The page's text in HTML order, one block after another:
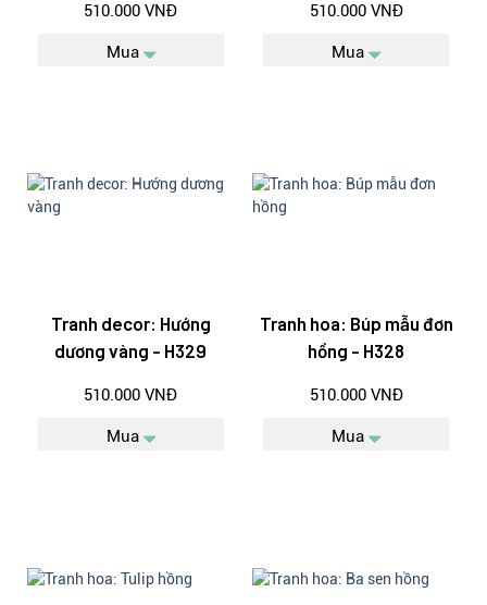
510.000 VNĐ
Mua
510.000 VNĐ
Mua
Tranh decor: Hướng
dương vàng - H329
510.000 VNĐ
Mua
Tranh hoa: Búp mẫu đơn
hồng - H328
510.000 VNĐ
Mua